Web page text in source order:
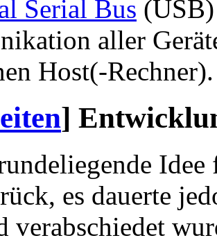
Serial Bus
aller
Host(-Rechner).
]
es dauerte
verabschiedet